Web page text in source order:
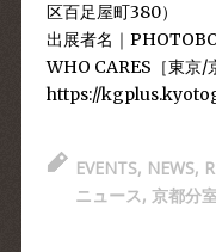
区百⾜屋町380）
出展者名｜
WHO CARES［東京/
https://
EVENTS, NEWS,
ニュース, 京都分